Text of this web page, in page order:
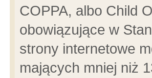
COPPA, albo Child
obowiązujące w
strony internetowe
mających mniej niż